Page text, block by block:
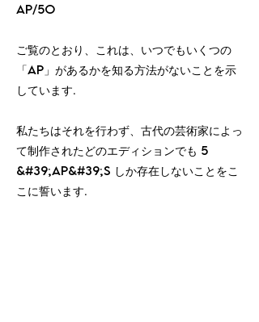
ap/5o
ご覧のとおり、これは、いつでもいくつの
「ap」があるかを知る方法がないことを示
しています.
私たちはそれを行わず、古代の芸術家によっ
て制作されたどのエディションでも 5
&#39;ap&#39;s しか存在しないことをこ
こに誓います.